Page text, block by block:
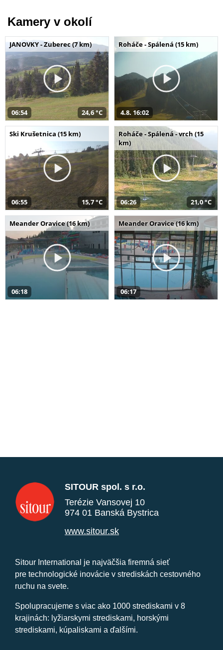
Kamery v okolí
JANOVKY - Zuberec (7 km)
06:54 24,6 °C
Roháče - Spálená (15 km)
4.8. 16:02
Ski Krušetnica (15 km)
06:55 15,7 °C
Roháče - Spálená - vrch (15
km)
06:26 21,0 °C
Meander Oravice (16 km)
06:18
Meander Oravice (16 km)
06:17
SITOUR spol. s r.o.
Terézie Vansovej 10
974 01 Banská Bystrica
www.sitour.sk
Sitour International je najväčšia firemná sieť
pre technologické inovácie v strediskách cestovného
ruchu na svete.
Spolupracujeme s viac ako 1000 strediskami v 8
krajinách: lyžiarskymi strediskami, horskými
strediskami, kúpaliskami a ďalšími.